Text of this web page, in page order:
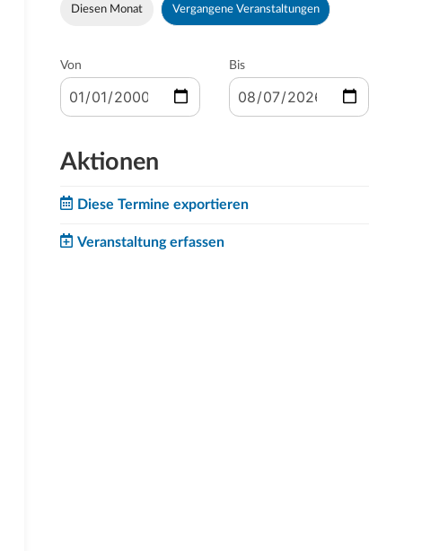
Diesen Monat Vergangene Veranstaltungen
Von Bis
Aktionen
Diese Termine exportieren
Veranstaltung erfassen